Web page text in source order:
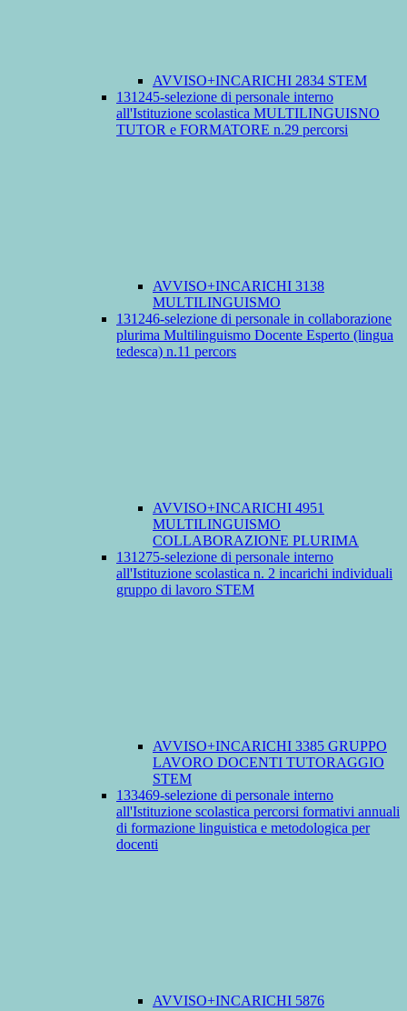
AVVISO+INCARICHI 2834 STEM
131245-selezione di personale interno
all'Istituzione scolastica MULTILINGUISNO
TUTOR e FORMATORE n.29 percorsi
AVVISO+INCARICHI 3138
MULTILINGUISMO
131246-selezione di personale in collaborazione
plurima Multilinguismo Docente Esperto (lingua
tedesca) n.11 percors
AVVISO+INCARICHI 4951
MULTILINGUISMO
COLLABORAZIONE PLURIMA
131275-selezione di personale interno
all'Istituzione scolastica n. 2 incarichi individuali
gruppo di lavoro STEM
AVVISO+INCARICHI 3385 GRUPPO
LAVORO DOCENTI TUTORAGGIO
STEM
133469-selezione di personale interno
all'Istituzione scolastica percorsi formativi annuali
di formazione linguistica e metodologica per
docenti
AVVISO+INCARICHI 5876